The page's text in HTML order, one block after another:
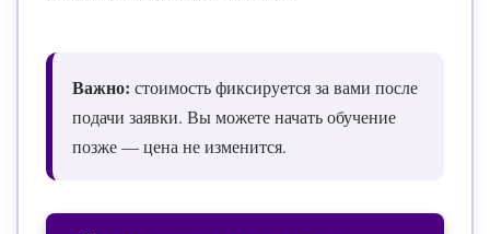
Важно: стоимость фиксируется за вами после
подачи заявки. Вы можете начать обучение
позже — цена не изменится.